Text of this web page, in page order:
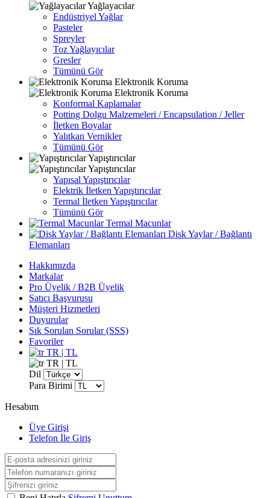
Yağlayacılar
Endüstriyel Yağlar
Pasteler
Spreyler
Toz Yağlayıcılar
Gresler
Tümünü Gör
Elektronik Koruma
Elektronik Koruma
Konformal Kaplamalar
Potting Dolgu Malzemeleri / Encapsulation / Jeller
İletken Boyalar
Yalıtkan Vernikler
Tümünü Gör
Yapıştırıcılar
Yapıştırıcılar
Yapısal Yapıştırıcılar
Elektrik İletken Yapıştırıcılar
Termal İletken Yapıştırıcılar
Tümünü Gör
Termal Macunlar
Disk Yaylar / Bağlantı
Elemanları
Hakkımızda
Markalar
Pro Üyelik / B2B Üyelik
Satıcı Başvurusu
Müşteri Hizmetleri
Duyurular
Sık Sorulan Sorular (SSS)
Favoriler
TR | TL
TR | TL
Dil
Para Birimi
Hesabım
Üye Girişi
Telefon İle Giriş